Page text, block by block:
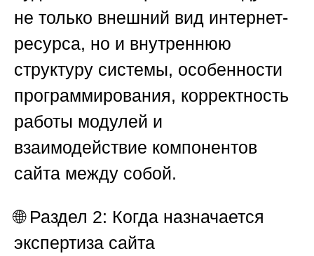
не только внешний вид интернет-
ресурса, но и внутреннюю
структуру системы, особенности
программирования, корректность
работы модулей и
взаимодействие компонентов
сайта между собой.
🌐 Раздел 2: Когда назначается
экспертиза сайта